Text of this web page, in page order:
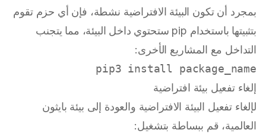
بمجرد أن تكون البيئة الافتراضية نشطة، فإن أي حزم تقوم
بتثبيتها باستخدام pip ستحتوي داخل البيئة، مما يتجنب
التداخل مع المشاريع الأخرى:
pip3 install package_name
إلغاء تفعيل بيئة افتراضية
لإلغاء تفعيل البيئة الافتراضية والعودة إلى بيئة بايثون
العالمية، قم ببساطة بتشغيل: